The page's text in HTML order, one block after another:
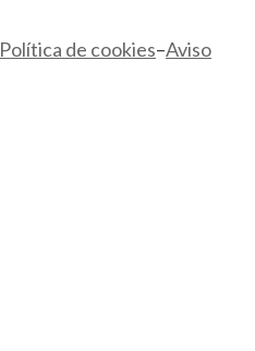
Política de cookies–Aviso